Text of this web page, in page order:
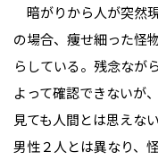
暗がりから人が突然
の場合、痩せ細った怪
らしている。残念なが
よって確認できないが
見ても人間とは思えな
男性２人とは異なり、